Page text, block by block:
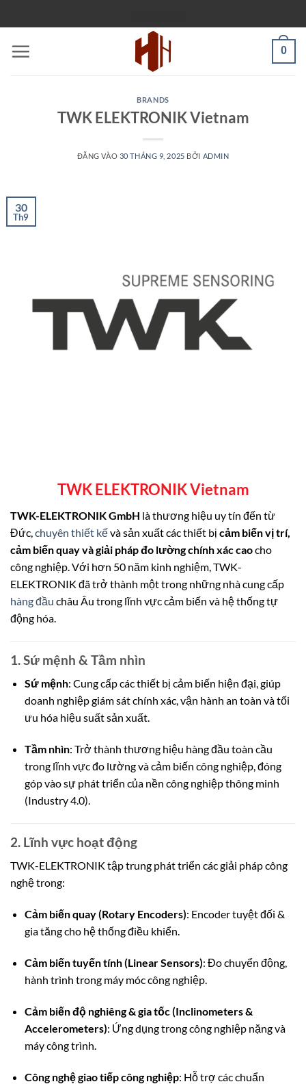
qua
nội
dung
0
BRANDS
TWK ELEKTRONIK Vietnam
ĐĂNG VÀO 30 THÁNG 9, 2025 BỞI ADMIN
30
Th9
TWK ELEKTRONIK Vietnam
TWK-ELEKTRONIK GmbH là thương hiệu uy tín đến từ
Đức, chuyên thiết kếvà sản xuất các thiết bị cảm biến vị trí,
cảm biến quay và giải pháp đo lường chính xác caocho
công nghiệp. Với hơn 50 năm kinh nghiệm, TWK-
ELEKTRONIK đã trở thành một trong những nhà cung cấp
hàng đầu châu Âu trong lĩnh vực cảm biến và hệ thống tự
động hóa.
1. Sứ mệnh & Tầm nhìn
Sứ mệnh: Cung cấp các thiết bị cảm biến hiện đại, giúp
doanh nghiệp giám sát chính xác, vận hành an toàn và tối
ưu hóa hiệu suất sản xuất.
Tầm nhìn: Trở thành thương hiệu hàng đầu toàn cầu
trong lĩnh vực đo lường và cảm biến công nghiệp, đóng
góp vào sự phát triển của nền công nghiệp thông minh
(Industry 4.0).
2. Lĩnh vực hoạt động
TWK-ELEKTRONIK tập trung phát triển các giải pháp công
nghệ trong:
Cảm biến quay (Rotary Encoders): Encoder tuyệt đối &
gia tăng cho hệ thống điều khiển.
Cảm biến tuyến tính (Linear Sensors): Đo chuyển động,
hành trình trong máy móc công nghiệp.
Cảm biến độ nghiêng & gia tốc (Inclinometers &
Accelerometers): Ứng dụng trong công nghiệp nặng và
máy công trình.
Công nghệ giao tiếp công nghiệp: Hỗ trợ các chuẩn